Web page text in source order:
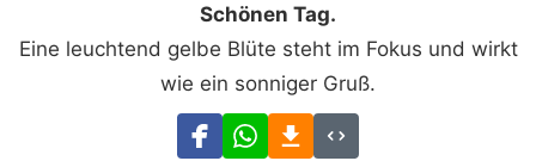
Schönen Tag.
Eine leuchtend gelbe Blüte steht im Fokus und wirkt
wie ein sonniger Gruß.